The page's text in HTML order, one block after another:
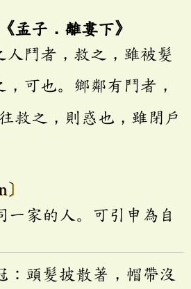
孟子．離婁下》
人鬥者，救之，雖被髮
，可也。鄉鄰有鬥者，
救之，則惑也，雖閉戶
一家的人。可引申為自
：頭髮披散著，帽帶沒